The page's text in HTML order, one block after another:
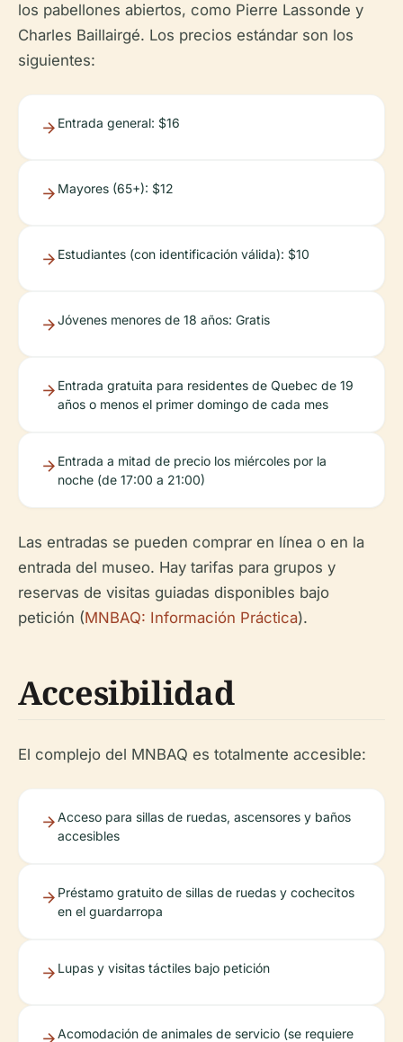
los pabellones abiertos, como Pierre Lassonde y
Charles Baillairgé. Los precios estándar son los
siguientes:
Entrada general: $16
Mayores (65+): $12
Estudiantes (con identificación válida): $10
Jóvenes menores de 18 años: Gratis
Entrada gratuita para residentes de Quebec de 19
años o menos el primer domingo de cada mes
Entrada a mitad de precio los miércoles por la
noche (de 17:00 a 21:00)
Las entradas se pueden comprar en línea o en la
entrada del museo. Hay tarifas para grupos y
reservas de visitas guiadas disponibles bajo
petición (MNBAQ: Información Práctica).
Accesibilidad
El complejo del MNBAQ es totalmente accesible:
Acceso para sillas de ruedas, ascensores y baños
accesibles
Préstamo gratuito de sillas de ruedas y cochecitos
en el guardarropa
Lupas y visitas táctiles bajo petición
Acomodación de animales de servicio (se requiere